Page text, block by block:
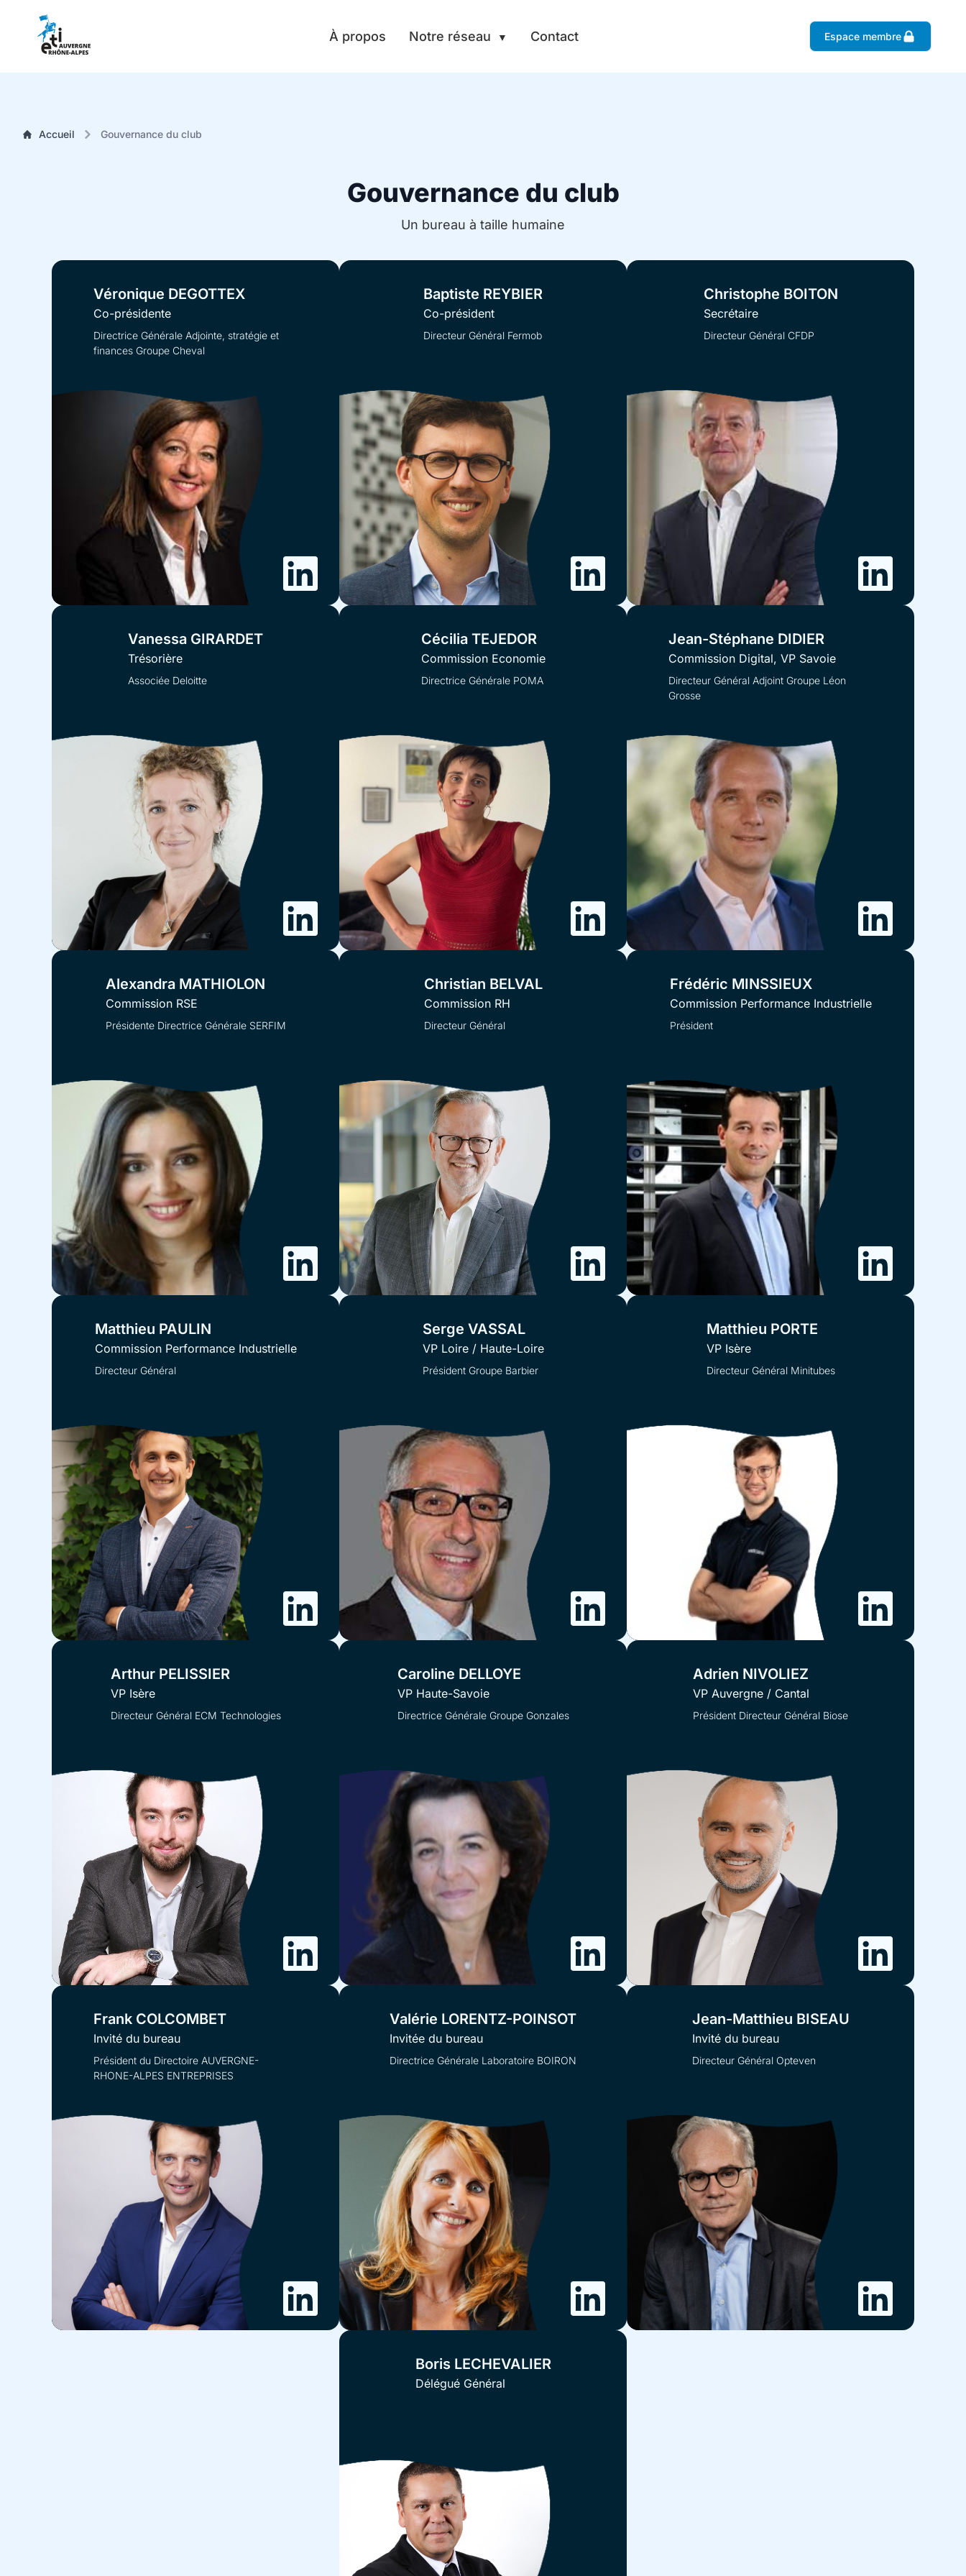
À propos Notre réseau Contact Espace membre
Accueil Gouvernance du club
Gouvernance du club
Un bureau à taille humaine
Véronique DEGOTTEX
Co-présidente
Directrice Générale Adjointe, stratégie et
finances Groupe Cheval
Baptiste REYBIER
Co-président
Directeur Général Fermob
Christophe BOITON
Secrétaire
Directeur Général CFDP
Vanessa GIRARDET
Trésorière
Associée Deloitte
Cécilia TEJEDOR
Commission Economie
Directrice Générale POMA
Jean-Stéphane DIDIER
Commission Digital, VP Savoie
Directeur Général Adjoint Groupe Léon
Grosse
Alexandra MATHIOLON
Commission RSE
Présidente Directrice Générale SERFIM
Christian BELVAL
Commission RH
Directeur Général
Frédéric MINSSIEUX
Commission Performance Industrielle
Président
Matthieu PAULIN
Commission Performance Industrielle
Directeur Général
Serge VASSAL
VP Loire / Haute-Loire
Président Groupe Barbier
Matthieu PORTE
VP Isère
Directeur Général Minitubes
Arthur PELISSIER
VP Isère
Directeur Général ECM Technologies
Caroline DELLOYE
VP Haute-Savoie
Directrice Générale Groupe Gonzales
Adrien NIVOLIEZ
VP Auvergne / Cantal
Président Directeur Général Biose
Frank COLCOMBET
Invité du bureau
Président du Directoire AUVERGNE-
RHONE-ALPES ENTREPRISES
Valérie LORENTZ-POINSOT
Invitée du bureau
Directrice Générale Laboratoire BOIRON
Jean-Matthieu BISEAU
Invité du bureau
Directeur Général Opteven
Boris LECHEVALIER
Délégué Général